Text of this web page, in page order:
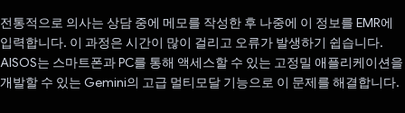
전통적으로 의사는 상담 중에 메모를 작성한 후 나중에 이 정보를 EMR에
입력합니다. 이 과정은 시간이 많이 걸리고 오류가 발생하기 쉽습니다.
AISOS는 스마트폰과 PC를 통해 액세스할 수 있는 고정밀 애플리케이션을
개발할 수 있는 Gemini의 고급 멀티모달 기능으로 이 문제를 해결합니다.